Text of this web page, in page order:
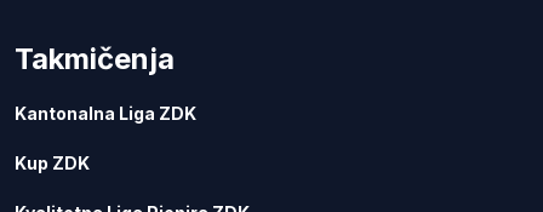
Takmičenja
Kantonalna Liga ZDK
Kup ZDK